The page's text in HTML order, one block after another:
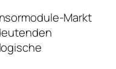
Markt